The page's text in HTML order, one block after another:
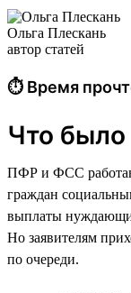
Ольга Плескань
автор статей
⏱ Время
Что было
ПФР и ФСС
граждан
выплаты
Но заявителям
по очереди.